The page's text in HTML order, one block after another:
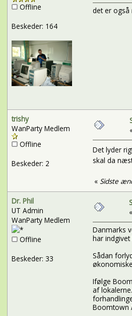
Offline
Beskeder: 164
det er også
trishy
WanParty Medlem
Offline
Beskeder: 2
Det lyder
skal da
« Sidste
Dr. Phil
UT Admin
WanParty Medlem
Offline
Beskeder: 33
«
Danmarks
har
Sådan
Ifølge
af
Boomtown